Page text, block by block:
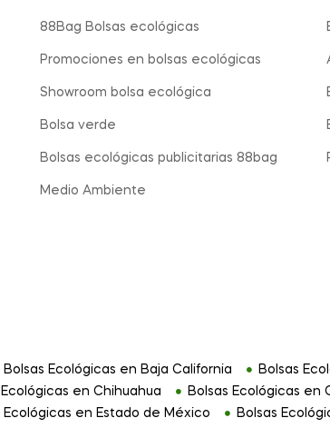
88Bag Bolsas ecológicas
Promociones en bolsas ecológicas
Showroom bolsa ecológica
Bolsa verde
Bolsas ecológicas publicitarias 88bag
Medio Ambiente
Bolsas Ecológicas en Baja California Bolsas
Ecológicas en Chihuahua Bolsas Ecológicas en
Ecológicas en Estado de México Bolsas